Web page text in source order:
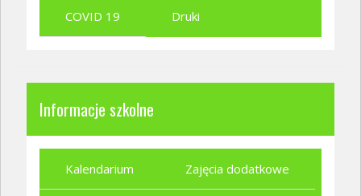
COVID 19 Druki
Informacje szkolne
Kalendarium Zajęcia dodatkowe